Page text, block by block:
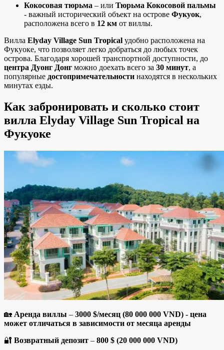
Кокосовая тюрьма – или Тюрьма Кокосовой пальмы
- важный исторический объект на острове Фукуок,
расположена всего в 12 км от виллы.
Вилла Elyday Village Sun Tropical удобно расположена на
Фукуоке, что позволяет легко добраться до любых точек
острова. Благодаря хорошей транспортной доступности, до
центра Дуонг Донг можно доехать всего за 30 минут, а
популярные достопримечательности находятся в нескольких
минутах езды.
Как забронировать и сколько стоит
вилла Elyday Village Sun Tropical на
Фукуоке
🏡 Аренда виллы – 3000 $/месяц (80 000 000 VND) - цена
может отличаться в зависимости от месяца аренды
🔐 Возвратный депозит – 800 $ (20 000 000 VND)